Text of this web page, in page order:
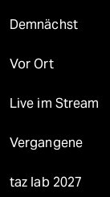
Demnächst
Vor Ort
Live im Stream
Vergangene
taz lab 2027